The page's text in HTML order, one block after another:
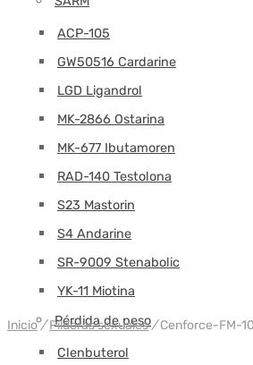
ACP-105
GW50516 Cardarine
LGD Ligandrol
MK-2866 Ostarina
MK-677 Ibutamoren
RAD-140 Testolona
S23 Mastorin
S4 Andarine
SR-9009 Stenabolic
YK-11 Miotina
Pérdida de peso
Clenbuterol
Inicio/ Píldoras sexuales /Cenforce-FM-